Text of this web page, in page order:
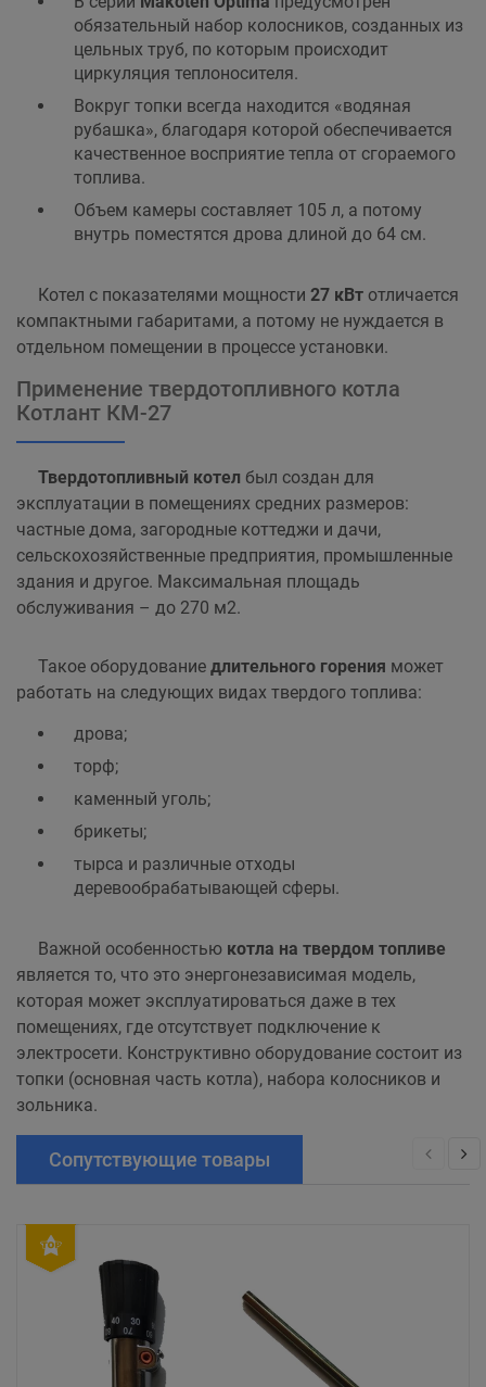
обязательный набор колосников, созданных из
цельных труб, по которым происходит
циркуляция теплоносителя.
Вокруг топки всегда находится «водяная
рубашка», благодаря которой обеспечивается
качественное восприятие тепла от сгораемого
топлива.
Объем камеры составляет 105 л, а потому
внутрь поместятся дрова длиной до 64 см.
Котел с показателями мощности 27 кВт отличается
компактными габаритами, а потому не нуждается в
отдельном помещении в процессе установки.
Применение твердотопливного котла
Котлант КМ-27
Твердотопливный котел был создан для
эксплуатации в помещениях средних размеров:
частные дома, загородные коттеджи и дачи,
сельскохозяйственные предприятия, промышленные
здания и другое. Максимальная площадь
обслуживания – до 270 м2.
Такое оборудование длительного горения может
работать на следующих видах твердого топлива:
дрова;
торф;
каменный уголь;
брикеты;
тырса и различные отходы
деревообрабатывающей сферы.
Важной особенностью котла на твердом топливе
является то, что это энергонезависимая модель,
которая может эксплуатироваться даже в тех
помещениях, где отсутствует подключение к
электросети. Конструктивно оборудование состоит из
топки (основная часть котла), набора колосников и
зольника.
Сопутствующие товары